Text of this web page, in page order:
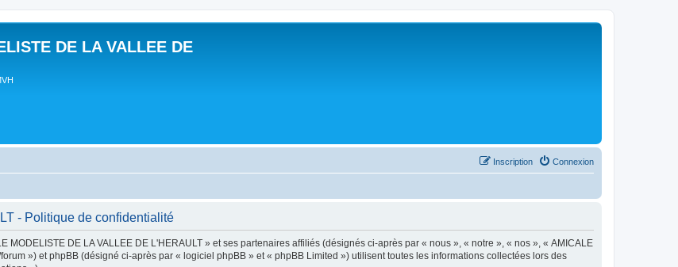
DE LA VALLEE DE
Connexion
Inscription
- Politique de confidentialité
DE LA VALLEE DE L'HERAULT » et ses partenaires affiliés (désignés ci-après par « nous », « notre », « nos », « AMICALE
») et phpBB (désigné ci-après par « logiciel phpBB » et « phpBB Limited ») utilisent toutes les informations collectées lors des